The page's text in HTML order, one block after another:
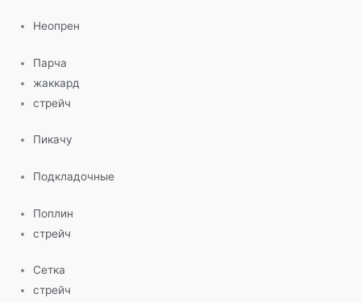
Неопрен
Парча
жаккард
стрейч
Пикачу
Подкладочные
Поплин
стрейч
Сетка
стрейч